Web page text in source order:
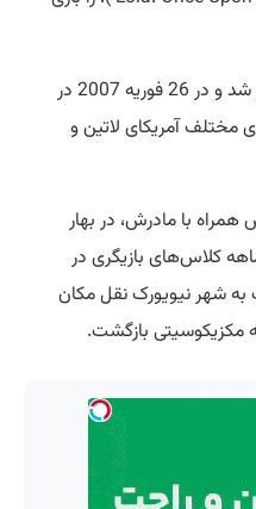
فیلمبرداری در اواخر سال 2006 آغاز شد و در 26 فوریه 2007 در
مختلف آمریکای لاتین و
همراه با مادرش، در بهار
کلاس‌های بازیگری در
به شهر نیویورک نقل مکان
مکزیکوسیتی بازگشت.